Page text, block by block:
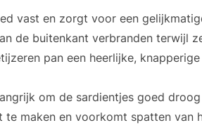
vast en zorgt voor een
de buitenkant verbranden terwijl
pan een heerlijke,
om de sardientjes goed
maken en voorkomt spatten van